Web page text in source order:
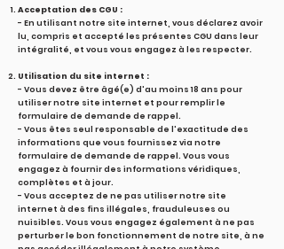
Acceptation des CGU :
- En utilisant notre site internet, vous déclarez avoir
lu, compris et accepté les présentes CGU dans leur
intégralité, et vous vous engagez à les respecter.
Utilisation du site internet :
- Vous devez être âgé(e) d'au moins 18 ans pour
utiliser notre site internet et pour remplir le
formulaire de demande de rappel.
- Vous êtes seul responsable de l'exactitude des
informations que vous fournissez via notre
formulaire de demande de rappel. Vous vous
engagez à fournir des informations véridiques,
complètes et à jour.
- Vous acceptez de ne pas utiliser notre site
internet à des fins illégales, frauduleuses ou
nuisibles. Vous vous engagez également à ne pas
perturber le bon fonctionnement de notre site, à ne